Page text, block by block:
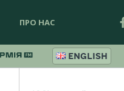
ПРО НАС
ENGLISH